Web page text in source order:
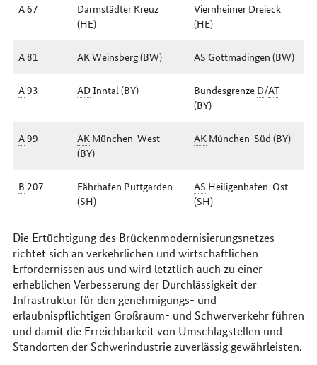
A67
Darmstädter Kreuz
(HE)
Viernheimer Dreieck
(HE)
A81 AKWeinsberg (BW) AS Gottmadingen (BW)
A93 ADInntal (BY) Bundesgrenze D/AT
(BY)
A99 AKMünchen-West
(BY)
AKMünchen-Süd (BY)
B 207
Fährhafen Puttgarden
(SH)
AS Heiligenhafen-Ost
(SH)
Die Ertüchtigung des Brückenmodernisierungsnetzes
richtet sich an verkehrlichen und wirtschaftlichen
Erfordernissen aus und wird letztlich auch zu einer
erheblichen Verbesserung der Durchlässigkeit der
Infrastruktur für den genehmigungs- und
erlaubnispflichtigen Großraum- und Schwerverkehr führen
und damit die Erreichbarkeit von Umschlagstellen und
Standorten der Schwerindustrie zuverlässig gewährleisten.